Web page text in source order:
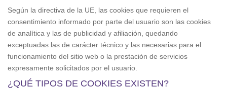
Según la directiva de la UE, las cookies que requieren el
consentimiento informado por parte del usuario son las cookies
de analítica y las de publicidad y afiliación, quedando
exceptuadas las de carácter técnico y las necesarias para el
funcionamiento del sitio web o la prestación de servicios
expresamente solicitados por el usuario.
¿QUÉ TIPOS DE COOKIES EXISTEN?